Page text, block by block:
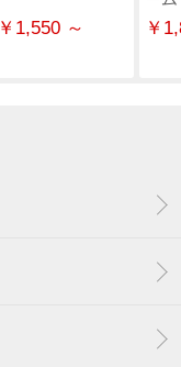
￥1,550 ～ ￥